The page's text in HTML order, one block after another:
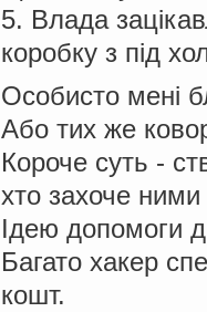
5. Влада
коробку з під
Особисто мені
Або тих же
Короче суть -
хто захоче ними
Ідею допомоги
Багато хакер
кошт.